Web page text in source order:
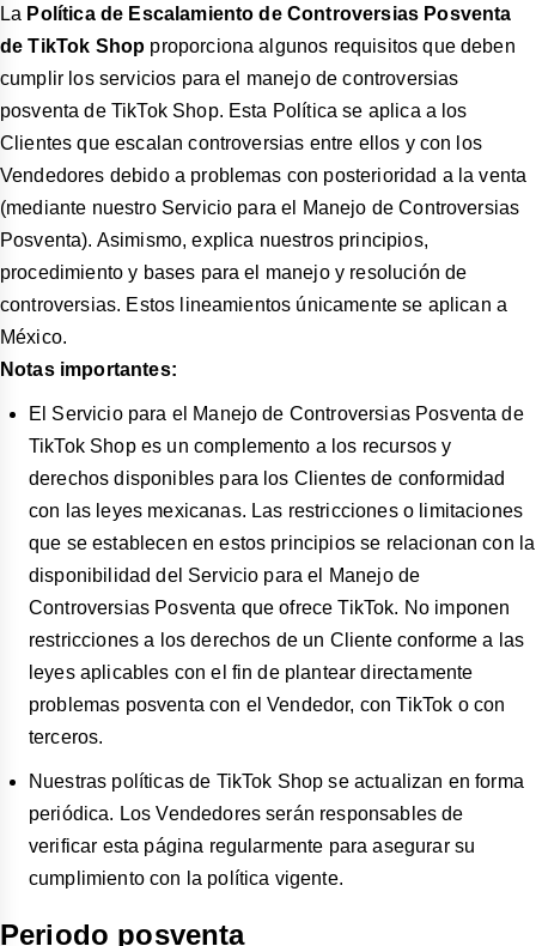
La Política de Escalamiento de Controversias Posventa
de TikTok Shop proporciona algunos requisitos que deben
cumplir los servicios para el manejo de controversias
posventa de TikTok Shop. Esta Política se aplica a los
Clientes que escalan controversias entre ellos y con los
Vendedores debido a problemas con posterioridad a la venta
(mediante nuestro Servicio para el Manejo de Controversias
Posventa). Asimismo, explica nuestros principios,
procedimiento y bases para el manejo y resolución de
controversias. Estos lineamientos únicamente se aplican a
México.
Notas importantes:
El Servicio para el Manejo de Controversias Posventa de
TikTok Shop es un complemento a los recursos y
derechos disponibles para los Clientes de conformidad
con las leyes mexicanas. Las restricciones o limitaciones
que se establecen en estos principios se relacionan con la
disponibilidad del Servicio para el Manejo de
Controversias Posventa que ofrece TikTok. No imponen
restricciones a los derechos de un Cliente conforme a las
leyes aplicables con el fin de plantear directamente
problemas posventa con el Vendedor, con TikTok o con
terceros.
Nuestras políticas de TikTok Shop se actualizan en forma
periódica. Los Vendedores serán responsables de
verificar esta página regularmente para asegurar su
cumplimiento con la política vigente.
Periodo posventa